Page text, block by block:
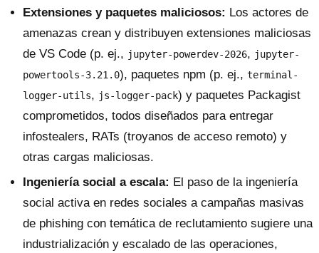
Extensiones y paquetes maliciosos: Los actores de
amenazas crean y distribuyen extensiones maliciosas
de VS Code (p. ej., jupyter-powerdev-2026, jupyter-
powertools-3.21.0), paquetes npm (p. ej., terminal-
logger-utils, js-logger-pack) y paquetes Packagist
comprometidos, todos diseñados para entregar
infostealers, RATs (troyanos de acceso remoto) y
otras cargas maliciosas.
Ingeniería social a escala: El paso de la ingeniería
social activa en redes sociales a campañas masivas
de phishing con temática de reclutamiento sugiere una
industrialización y escalado de las operaciones,